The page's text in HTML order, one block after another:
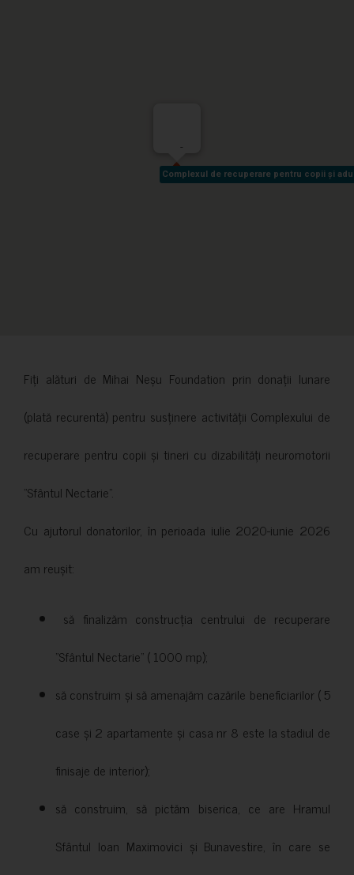
Complexul de recuperare pentru copii și
Complexul de recuperare pentru copii și
-
Fiți alături de Mihai Neșu Foundation prin donații lunare
(plată recurentă) pentru susținere activității Complexului de
recuperare pentru copii și tineri cu dizabilități neuromotorii
”Sfântul Nectarie”.
Cu ajutorul donatorilor, în perioada iulie 2020-iunie 2026
am reușit:
să finalizăm construcția centrului de recuperare
”Sfântul Nectarie” ( 1000 mp);
să construim și să amenajăm cazările beneficiarilor ( 5
case și 2 apartamente și casa nr 8 este la stadiul de
finisaje de interior);
să construim, să pictăm biserica, ce are Hramul
Sfântul Ioan Maximovici și Bunavestire, în care se